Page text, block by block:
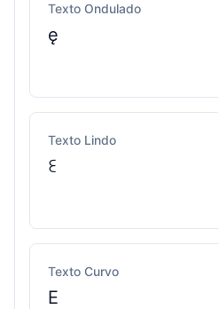
Texto Ondulado
ę
Texto Lindo
ꏂ
Texto Curvo
E